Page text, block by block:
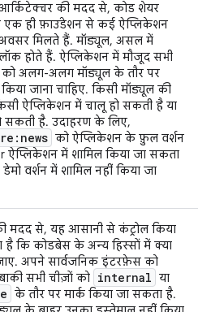
की मदद से, कोड शेयर
ही फ़ाउंडेशन से कई ऐप्लिकेशन
मिलते हैं. मॉड्यूल, असल में
होते हैं. ऐप्लिकेशन में मौजूद सभी
अलग-अलग मॉड्यूल के तौर पर
जाना चाहिए. किसी मॉड्यूल की
ऐप्लिकेशन में चालू हो सकती है या
सकती है. उदाहरण के लिए,
को ऐप्लिकेशन के फ़ुल वर्शन
ऐप्लिकेशन में शामिल किया जा सकता
वर्शन में शामिल नहीं किया जा
मदद से, यह आसानी से कंट्रोल किया
है कि कोडबेस के अन्य हिस्सों में क्या
अपने सार्वजनिक इंटरफ़ेस को
सभी चीज़ों को internal या
के तौर पर मार्क किया जा सकता है.